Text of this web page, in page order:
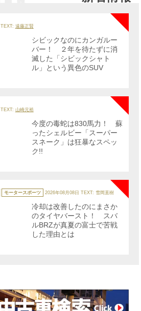
TEXT: 遠藤正賢
NEW
シビックなのにカンガルー
バー！ ２年を待たずに消
滅した「シビックシャト
ル」という異色のSUV
TEXT: 山崎元裕
今度の毒蛇は830馬力！ 蘇
ったシェルビー「スーパー
スネーク」は狂暴なスペッ
ク!!
モータースポーツ 2026年08月08日 TEXT: 雪岡直樹
冷却は改善したのにまさか
のタイヤバースト！ スバ
ルBRZが真夏の富士で苦戦
した理由とは